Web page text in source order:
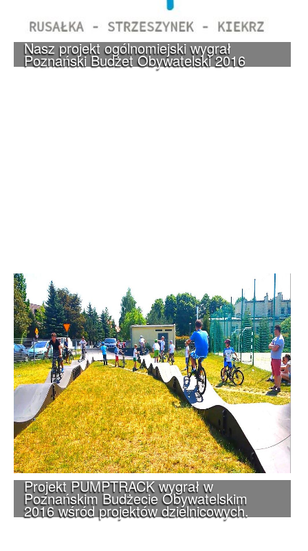
Nasz projekt ogólnomiejski wygrał
Poznański Budżet Obywatelski 2016
Projekt PUMPTRACK wygrał w
Poznańskim Budżecie Obywatelskim
2016 wśród projektów dzielnicowych.